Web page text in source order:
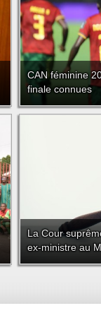
CAN féminine
finale connues
La Cour
ex-ministre au